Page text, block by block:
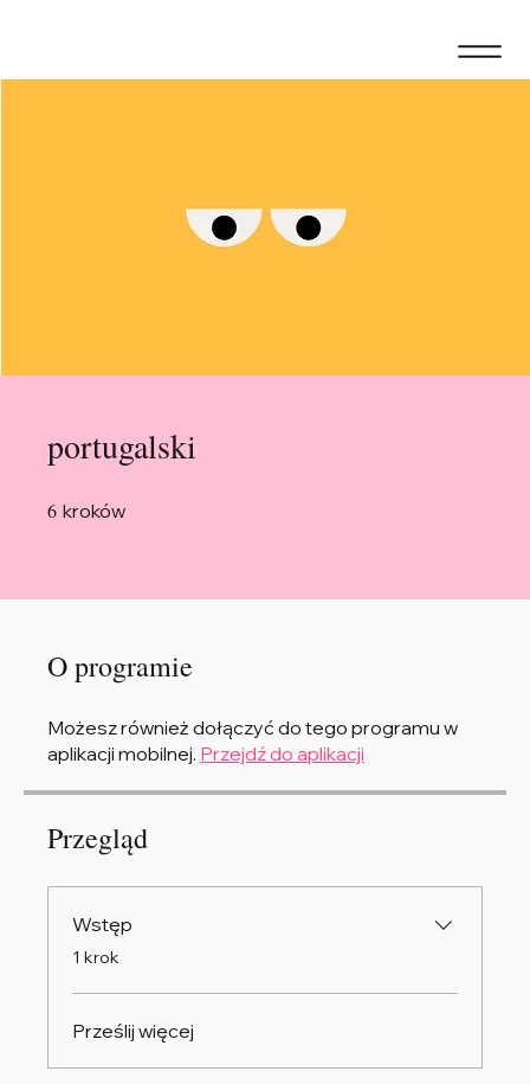
portugalski
6 kroków
O programie
Możesz również dołączyć do tego programu w
aplikacji mobilnej. Przejdź do aplikacji
Przegląd
Wstęp
.1 krok
Prześlij więcej